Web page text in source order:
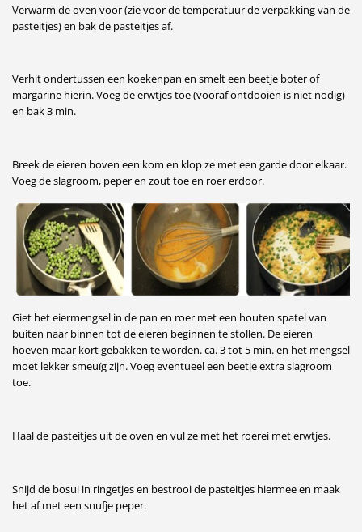
Verwarm de oven voor (zie voor de temperatuur de verpakking van de
pasteitjes) en bak de pasteitjes af.
Verhit ondertussen een koekenpan en smelt een beetje boter of
margarine hierin. Voeg de erwtjes toe (vooraf ontdooien is niet nodig)
en bak 3 min.
Breek de eieren boven een kom en klop ze met een garde door elkaar.
Voeg de slagroom, peper en zout toe en roer erdoor.
Giet het eiermengsel in de pan en roer met een houten spatel van
buiten naar binnen tot de eieren beginnen te stollen. De eieren
hoeven maar kort gebakken te worden. ca. 3 tot 5 min. en het mengsel
moet lekker smeuïg zijn. Voeg eventueel een beetje extra slagroom
toe.
Haal de pasteitjes uit de oven en vul ze met het roerei met erwtjes.
Snijd de bosui in ringetjes en bestrooi de pasteitjes hiermee en maak
het af met een snufje peper.